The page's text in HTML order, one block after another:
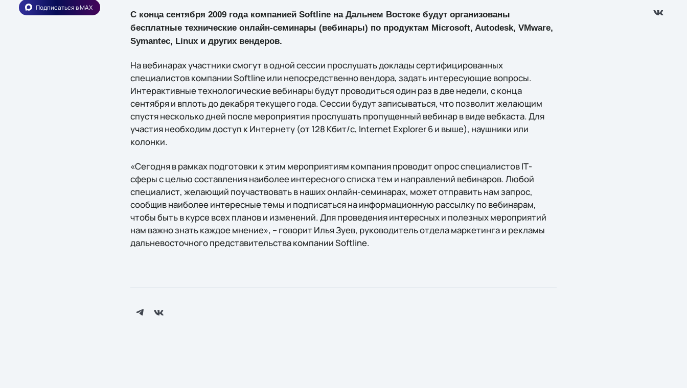
Подписаться в MAX
С конца сентября 2009 года компанией Softline на Дальнем Востоке будут организованы
бесплатные технические онлайн-семинары (вебинары) по продуктам Microsoft, Autodesk, VMware,
Symantec, Linux и других вендеров.
На вебинарах участники смогут в одной сессии прослушать доклады сертифицированных
специалистов компании Softline или непосредственно вендора, задать интересующие вопросы.
Интерактивные технологические вебинары будут проводиться один раз в две недели, с конца
сентября и вплоть до декабря текущего года. Сессии будут записываться, что позволит желающим
спустя несколько дней после мероприятия прослушать пропущенный вебинар в виде вебкаста. Для
участия необходим доступ к Интернету (от 128 Кбит/с, Internet Explorer 6 и выше), наушники или
колонки.
«Сегодня в рамках подготовки к этим мероприятиям компания проводит опрос специалистов IТ-
сферы с целью составления наиболее интересного списка тем и направлений вебинаров. Любой
специалист, желающий поучаствовать в наших онлайн-семинарах, может отправить нам запрос,
сообщив наиболее интересные темы и подписаться на информационную рассылку по вебинарам,
чтобы быть в курсе всех планов и изменений. Для проведения интересных и полезных мероприятий
нам важно знать каждое мнение», – говорит Илья Зуев, руководитель отдела маркетинга и рекламы
дальневосточного представительства компании Softline.